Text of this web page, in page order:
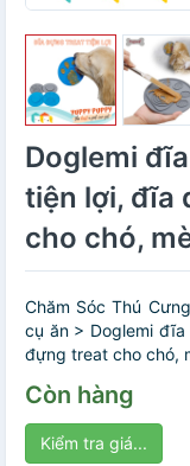
Doglemi
tiện lợi, đĩa
cho chó,
Chăm Sóc Thú
cụ ăn > Doglemi
đựng treat cho chó,
Còn hàng
Kiểm tra giá...